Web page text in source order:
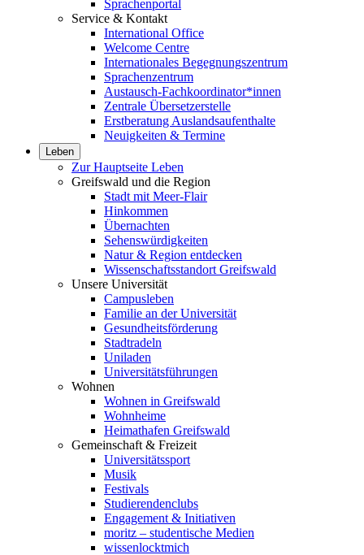
Sprachenportal
Service & Kontakt
International Office
Welcome Centre
Internationales Begegnungszentrum
Sprachenzentrum
Austausch-Fachkoordinator*innen
Zentrale Übersetzerstelle
Erstberatung Auslandsaufenthalte
Neuigkeiten & Termine
Leben
Zur Hauptseite Leben
Greifswald und die Region
Stadt mit Meer-Flair
Hinkommen
Übernachten
Sehenswürdigkeiten
Natur & Region entdecken
Wissenschaftsstandort Greifswald
Unsere Universität
Campusleben
Familie an der Universität
Gesundheitsförderung
Stadtradeln
Uniladen
Universitätsführungen
Wohnen
Wohnen in Greifswald
Wohnheime
Heimathafen Greifswald
Gemeinschaft & Freizeit
Universitätssport
Musik
Festivals
Studierendenclubs
Engagement & Initiativen
moritz – studentische Medien
wissenlocktmich